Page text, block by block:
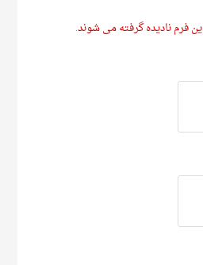
فرم نادیده گرفته می شوند.